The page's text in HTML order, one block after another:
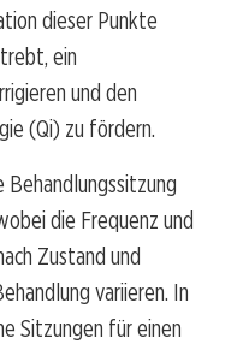
dieser Punkte
ein
und den
(Qi) zu fördern.
Behandlungssitzung
die Frequenz und
Zustand und
variieren. In
Sitzungen für einen